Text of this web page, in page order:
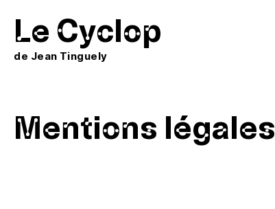
Le Cyclop
de Jean Tinguely
Mentions légales